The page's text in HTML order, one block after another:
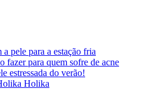
pele para a estação fria
fazer para quem sofre de acne
estressada do verão!
Holika